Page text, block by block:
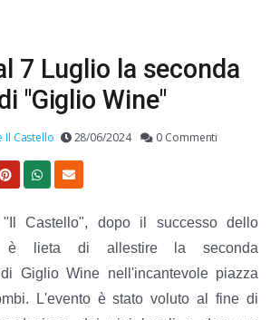
7 Luglio la seconda
"Giglio Wine"
Il Castello 28/06/2024 0 Commenti
"Il Castello", dopo il successo dello
è lieta di allestire la seconda
Giglio Wine nell'incantevole piazza
L'evento è stato voluto al fine di